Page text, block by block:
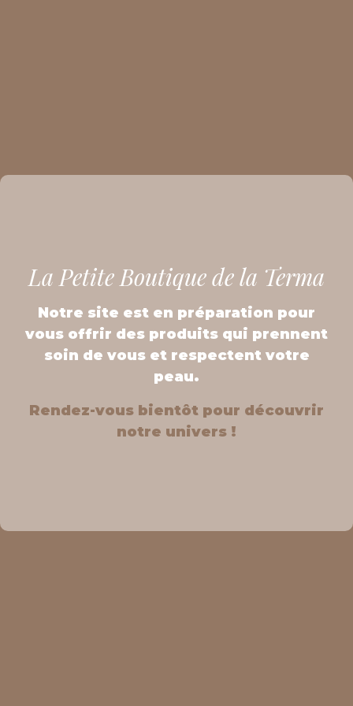
La Petite Boutique de la Terma
Notre site est en préparation pour
vous offrir des produits qui prennent
soin de vous et respectent votre
peau.
Rendez-vous bientôt pour découvrir
notre univers !